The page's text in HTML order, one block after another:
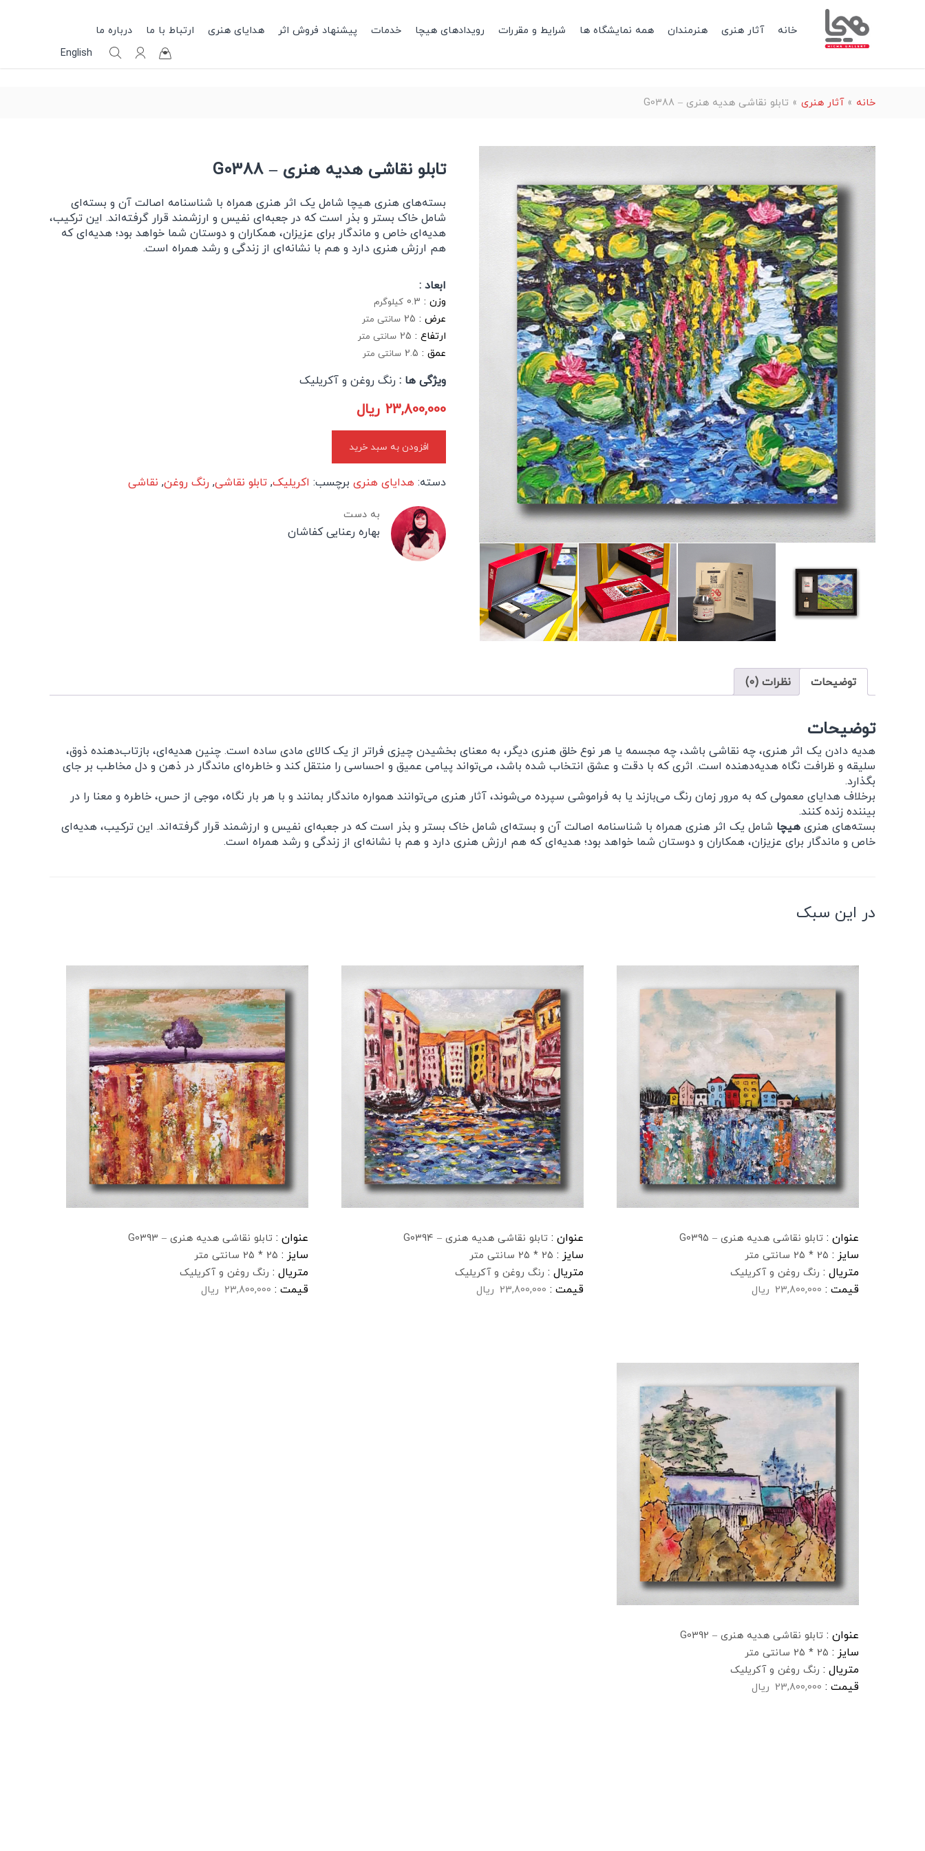
خانه آثار هنری هنرمندان همه نمایشگاه ها شرایط و مقررات رویدادهای هیچا خدمات پیشنهاد فروش اثر هدایای هنری ارتباط با ما
درباره ما
English
خانه »آثار هنری » تابلو نقاشی هدیه هنری – G0388
تابلو نقاشی هدیه هنری – G0388
بسته‌های هنری هیچا شامل یک اثر هنری همراه با شناسنامه اصالت آن و بسته‌ای
شامل خاک بستر و بذر است که در جعبه‌ای نفیس و ارزشمند قرار گرفته‌اند. این ترکیب،
هدیه‌ای خاص و ماندگار برای عزیزان، همکاران و دوستان شما خواهد بود؛ هدیه‌ای که
هم ارزش هنری دارد و هم با نشانه‌ای از زندگی و رشد همراه است.
ابعاد :
وزن : 0.3 کیلوگرم
عرض : 25 سانتی متر
ارتفاع : 25 سانتی متر
عمق : 2.5 سانتی متر
ویژگی ها : رنگ روغن و آکریلیک
23,800,000 ریال
افزودن به سبد خرید
دسته:هدایای هنری برچسب: اکریلیک,تابلو نقاشی, رنگ روغن, نقاشی
به دست
بهاره رعنایی کفاشان
توضیحات نظرات (0)
توضیحات
هدیه دادن یک اثر هنری، چه نقاشی باشد، چه مجسمه یا هر نوع خلق هنری دیگر، به معنای بخشیدن چیزی فراتر از یک کالای مادی ساده است. چنین هدیه‌ای، بازتاب‌دهنده ذوق،
سلیقه و ظرافت نگاه هدیه‌دهنده است. اثری که با دقت و عشق انتخاب شده باشد، می‌تواند پیامی عمیق و احساسی را منتقل کند و خاطره‌ای ماندگار در ذهن و دل مخاطب بر جای
بگذارد.
برخلاف هدایای معمولی که به مرور زمان رنگ می‌بازند یا به فراموشی سپرده می‌شوند، آثار هنری می‌توانند همواره ماندگار بمانند و با هر بار نگاه، موجی از حس، خاطره و معنا را در
بیننده زنده کنند.
بسته‌های هنریهیچا شامل یک اثر هنری همراه با شناسنامه اصالت آن و بسته‌ای شامل خاک بستر و بذر است که در جعبه‌ای نفیس و ارزشمند قرار گرفته‌اند. این ترکیب، هدیه‌ای
خاص و ماندگار برای عزیزان، همکاران و دوستان شما خواهد بود؛ هدیه‌ای که هم ارزش هنری دارد و هم با نشانه‌ای از زندگی و رشد همراه است.
در این سبک
عنوان : تابلو نقاشی هدیه هنری – G0395
سایز : 25 * 25 سانتی متر
متریال : رنگ روغن و آکریلیک
قیمت : 23,800,000 ریال
عنوان : تابلو نقاشی هدیه هنری – G0394
سایز : 25 * 25 سانتی متر
متریال : رنگ روغن و آکریلیک
قیمت : 23,800,000 ریال
عنوان : تابلو نقاشی هدیه هنری – G0393
سایز : 25 * 25 سانتی متر
متریال : رنگ روغن و آکریلیک
قیمت : 23,800,000 ریال
عنوان : تابلو نقاشی هدیه هنری – G0392
سایز : 25 * 25 سانتی متر
متریال : رنگ روغن و آکریلیک
قیمت : 23,800,000 ریال